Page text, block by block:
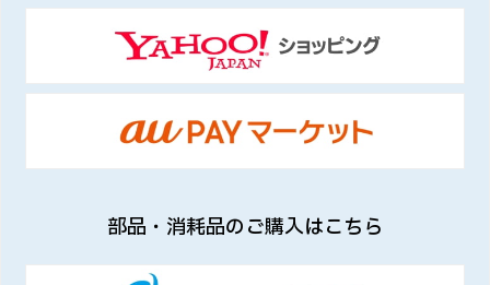
部品・消耗品のご購入はこちら